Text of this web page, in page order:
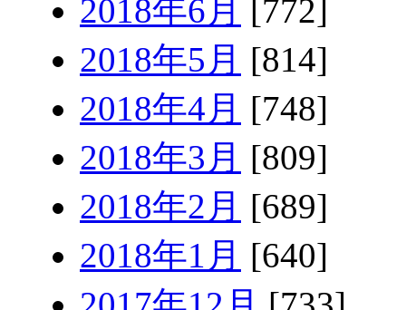
2018年6月 [772]
2018年5月 [814]
2018年4月 [748]
2018年3月 [809]
2018年2月 [689]
2018年1月 [640]